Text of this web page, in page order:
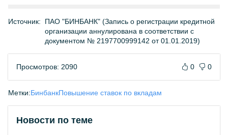
Источник:
ПАО "БИНБАНК" (Запись о регистрации кредитной
организации аннулирована в соответствии с
документом № 2197700999142 от 01.01.2019)
Просмотров: 2090 0 0
Метки:БинбанкПовышение ставок по вкладам
Новости по теме